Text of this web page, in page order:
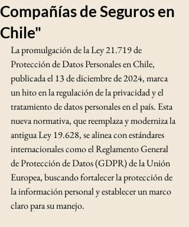
Compañías de Seguros en
Chile"
La promulgación de la Ley 21.719 de
Protección de Datos Personales en Chile,
publicada el 13 de diciembre de 2024, marca
un hito en la regulación de la privacidad y el
tratamiento de datos personales en el país. Esta
nueva normativa, que reemplaza y moderniza la
antigua Ley 19.628, se alinea con estándares
internacionales como el Reglamento General
de Protección de Datos (GDPR) de la Unión
Europea, buscando fortalecer la protección de
la información personal y establecer un marco
claro para su manejo.